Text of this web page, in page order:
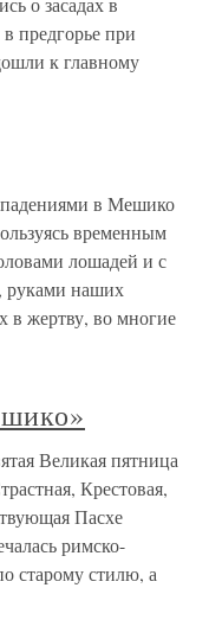
предгорье при
к главному
в Мешико
временным
лошадей и с
руками наших
в жертву, во многие
Великая пятница
Крестовая,
Пасхе
римско-
старому стилю, а